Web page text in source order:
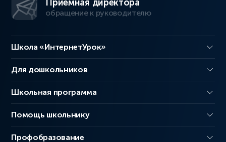
Приемная директора
обращение к руководителю
Школа «ИнтернетУрок»
Для дошкольников
Школьная программа
Помощь школьнику
Профобразование